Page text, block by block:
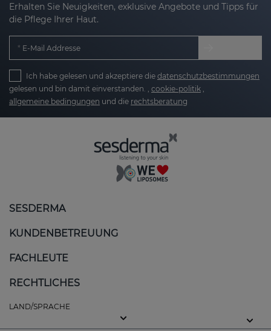
Erhalten Sie Neuigkeiten, exklusive Angebote und Tipps für
die Pflege Ihrer Haut.
E-Mail Addresse
Ich habe gelesen und akzeptiere die datenschutzbestimmungen
gelesen und bin damit einverstanden. , cookie-politik
allgemeine bedingungen und die rechtsberatung
SESDERMA
KUNDENBETREUUNG
FACHLEUTE
RECHTLICHES
LAND/SPRACHE